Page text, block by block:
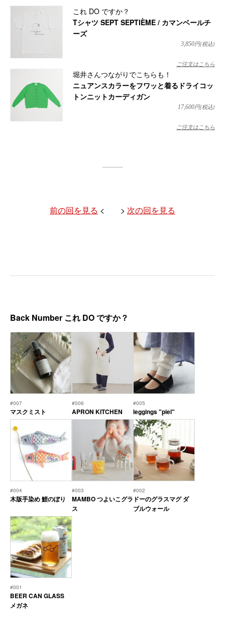
これ DO ですか？
Tシャツ SEPT SEPTIÈME / カマンベールチ
ーズ
3,850円(税込)
ご注文はこちら
堀井さんつながりでこちらも！
ニュアンスカラーをフワッと着るドライコッ
トンニットカーディガン
17,600円(税込)
ご注文はこちら
前の回を見る < > 次の回を見る
Back Number これ DO ですか？
#007
マスクミスト
#006
APRON KITCHEN
#005
leggings "piel"
#004
木版手染め 鯉のぼり
#003
MAMBO つよいこグラ
ス
#002
ドーのグラスマグ ダ
ブルウォール
#001
BEER CAN GLASS
メガネ